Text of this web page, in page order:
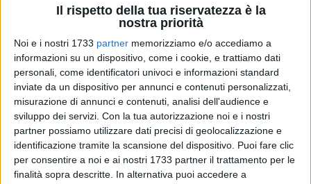
Il rispetto della tua riservatezza è la
nostra priorità
Noi e i nostri 1733 partner memorizziamo e/o accediamo a
informazioni su un dispositivo, come i cookie, e trattiamo dati
personali, come identificatori univoci e informazioni standard
inviate da un dispositivo per annunci e contenuti personalizzati,
misurazione di annunci e contenuti, analisi dell'audience e
sviluppo dei servizi. Con la tua autorizzazione noi e i nostri
partner possiamo utilizzare dati precisi di geolocalizzazione e
identificazione tramite la scansione del dispositivo. Puoi fare clic
per consentire a noi e ai nostri 1733 partner il trattamento per le
finalità sopra descritte. In alternativa puoi accedere a
BITONTO - 18 LUGLIO 2021
Migliora il tempo nella domenica di Bitonto
BITONTO - 14 LUGLIO 2021
Bitonto ancora a fuoco lento: ieri punte di 37°.
Ma nel fine settimana piove
BITONTO - 11 LUGLIO 2021
Maestrale e sole nella domenica di Bitonto